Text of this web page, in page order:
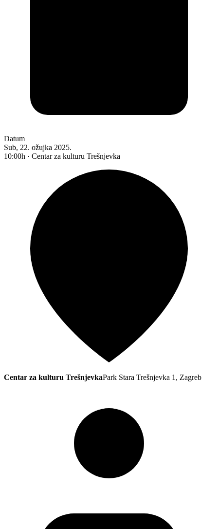
Datum
Sub, 22. ožujka 2025.
10:00h · Centar za kulturu Trešnjevka
Centar za kulturu TrešnjevkaPark Stara Trešnjevka 1, Zagreb